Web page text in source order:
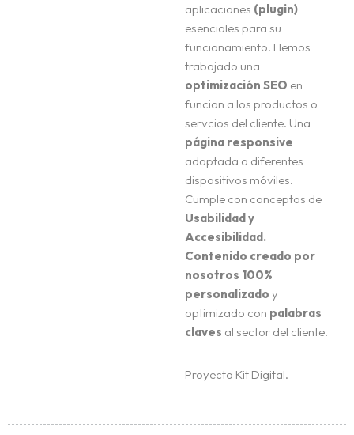
Contacto
aplicaciones (plugin)
esenciales para su
funcionamiento. Hemos
trabajado una
optimización SEO en
funcion a los productos o
servcios del cliente. Una
página responsive
adaptada a diferentes
dispositivos móviles.
Cumple con conceptos de
Usabilidad y
Accesibilidad.
Contenido creado por
nosotros 100%
personalizado y
optimizado con palabras
claves al sector del cliente.
Proyecto Kit Digital.